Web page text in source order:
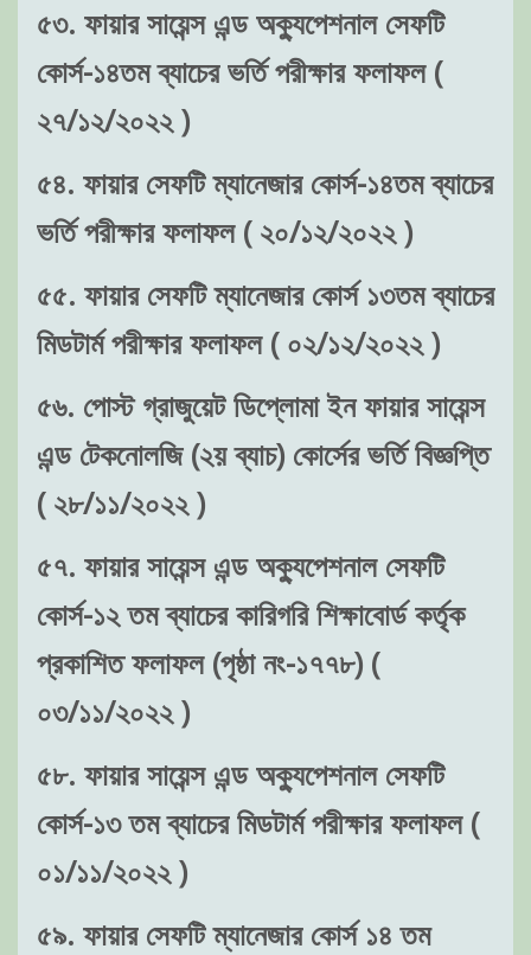
৫৩. ফায়ার সায়েন্স এন্ড অক্যুপেশনাল সেফটি
কোর্স-১৪তম ব্যাচের ভর্তি পরীক্ষার ফলাফল (
২৭/১২/২০২২ )
৫৪. ফায়ার সেফটি ম্যানেজার কোর্স-১৪তম ব্যাচের
ভর্তি পরীক্ষার ফলাফল ( ২০/১২/২০২২ )
৫৫. ফায়ার সেফটি ম্যানেজার কোর্স ১৩তম ব্যাচের
মিডটার্ম পরীক্ষার ফলাফল ( ০২/১২/২০২২ )
৫৬. পোস্ট গ্রাজুয়েট ডিপ্লোমা ইন ফায়ার সায়েন্স
এন্ড টেকনোলজি (২য় ব্যাচ) কোর্সের ভর্তি বিজ্ঞপ্তি
( ২৮/১১/২০২২ )
৫৭. ফায়ার সায়েন্স এন্ড অক্যুপেশনাল সেফটি
কোর্স-১২ তম ব্যাচের কারিগরি শিক্ষাবোর্ড কর্তৃক
প্রকাশিত ফলাফল (পৃষ্ঠা নং-১৭৭৮) (
০৩/১১/২০২২ )
৫৮. ফায়ার সায়েন্স এন্ড অক্যুপেশনাল সেফটি
কোর্স-১৩ তম ব্যাচের মিডটার্ম পরীক্ষার ফলাফল (
০১/১১/২০২২ )
৫৯. ফায়ার সেফটি ম্যানেজার কোর্স ১৪ তম